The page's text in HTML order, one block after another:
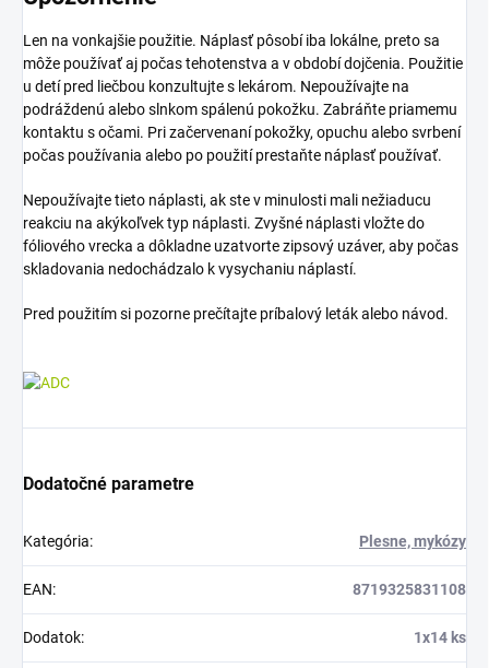
Len na vonkajšie použitie. Náplasť pôsobí iba lokálne, preto sa
môže používať aj počas tehotenstva a v období dojčenia. Použitie
u detí pred liečbou konzultujte s lekárom. Nepoužívajte na
podráždenú alebo slnkom spálenú pokožku. Zabráňte priamemu
kontaktu s očami. Pri začervenaní pokožky, opuchu alebo svrbení
počas používania alebo po použití prestaňte náplasť používať.
Nepoužívajte tieto náplasti, ak ste v minulosti mali nežiaducu
reakciu na akýkoľvek typ náplasti. Zvyšné náplasti vložte do
fóliového vrecka a dôkladne uzatvorte zipsový uzáver, aby počas
skladovania nedochádzalo k vysychaniu náplastí.
Pred použitím si pozorne prečítajte príbalový leták alebo návod.
Dodatočné parametre
Kategória: Plesne, mykózy
EAN: 8719325831108
Dodatok: 1x14 ks